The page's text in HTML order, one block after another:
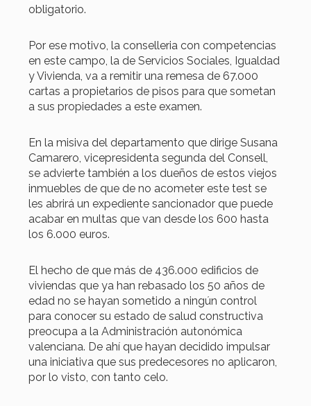
obligatorio.
Por ese motivo, la conselleria con competencias
en este campo, la de Servicios Sociales, Igualdad
y Vivienda, va a remitir una remesa de 67.000
cartas a propietarios de pisos para que sometan
a sus propiedades a este examen.
En la misiva del departamento que dirige Susana
Camarero, vicepresidenta segunda del Consell,
se advierte también a los dueños de estos viejos
inmuebles de que de no acometer este test se
les abrirá un expediente sancionador que puede
acabar en multas que van desde los 600 hasta
los 6.000 euros.
El hecho de que más de 436.000 edificios de
viviendas que ya han rebasado los 50 años de
edad no se hayan sometido a ningún control
para conocer su estado de salud constructiva
preocupa a la Administración autonómica
valenciana. De ahí que hayan decidido impulsar
una iniciativa que sus predecesores no aplicaron,
por lo visto, con tanto celo.